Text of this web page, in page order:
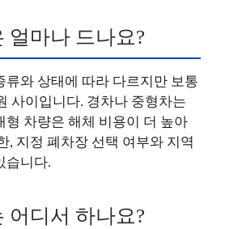
얼마나 드나요?
류와 상태에 따라 다르지만 보통
사이입니다. 경차나 중형차는
형 차량은 해체 비용이 더 높아
, 지정 폐차장 선택 여부와 지역
습니다.
어디서 하나요?